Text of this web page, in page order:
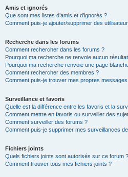
Amis et ignorés
Que sont mes listes d’amis et d’ignorés ?
Comment puis-je ajouter/supprimer des
Recherche dans les forums
Comment rechercher dans les forums ?
Pourquoi ma recherche ne renvoie aucun
Pourquoi ma recherche renvoie une page
Comment rechercher des membres ?
Comment puis-je trouver mes propres
Surveillance et favoris
Quelle est la différence entre les favoris et la
Comment mettre en favoris ou surveiller des
Comment surveiller des forums ?
Comment puis-je supprimer mes surveillances
Fichiers joints
Quels fichiers joints sont autorisés sur ce forum ?
Comment trouver tous mes fichiers joints ?